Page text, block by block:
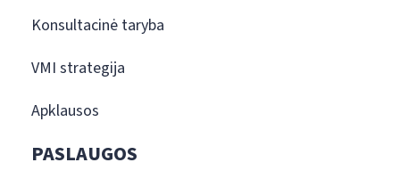
Konsultacinė taryba
VMI strategija
Apklausos
PASLAUGOS